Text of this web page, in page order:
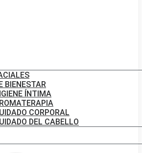
BIENESTAR
ÍNTIMA
CORPORAL
DEL CABELLO